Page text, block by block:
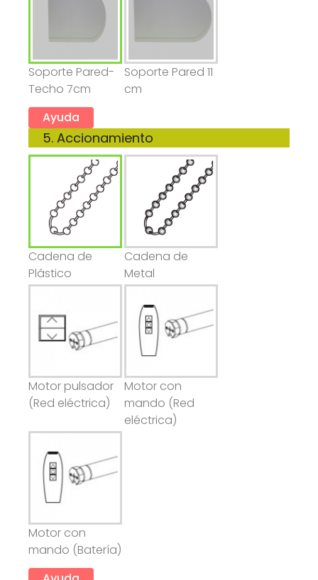
Soporte Pared-
Techo 7cm
Soporte Pared 11
cm
Ayuda
5. Accionamiento
Cadena de
Plástico
Cadena de
Metal
Motor pulsador
(Red eléctrica)
Motor con
mando (Red
eléctrica)
Motor con
mando (Batería)